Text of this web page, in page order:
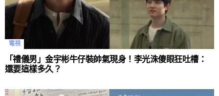
電視
「禮儀男」金宇彬牛仔裝帥氣現身！李光洙傻眼狂吐槽：
還要這樣多久？